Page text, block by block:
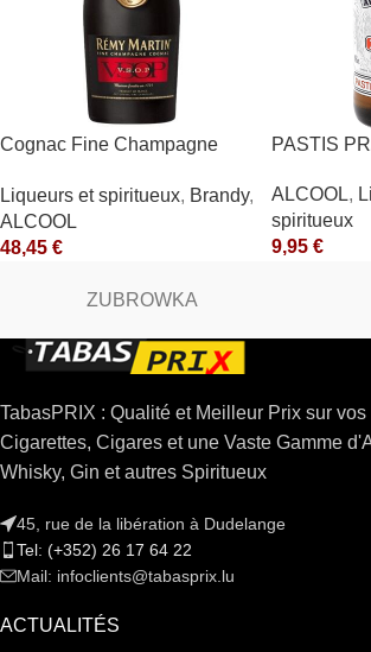
Cognac Fine Champagne
Liqueurs et spiritueux, Brandy,
ALCOOL
48,45 €
PASTIS
ALCOOL,
spiritueux
9,95 €
ZUBROWKA
TabasPRIX : Qualité et Meilleur Prix sur vos
Cigarettes, Cigares et une Vaste Gamme
Whisky, Gin et autres Spiritueux
45, rue de la libération à Dudelange
Tel: (+352) 26 17 64 22
Mail: infoclients@tabasprix.lu
ACTUALITÉS